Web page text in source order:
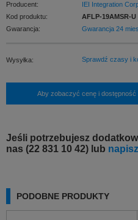
Producent:
IEI Integration
Kod produktu:
AFLP-19AMSR-U
Gwarancja:
Gwarancja 24
Wysyłka: Sprawdź czasy i
Aby zobaczyć cenę i dostępność
Jeśli potrzebujesz
nas (22 831 10 42) lub
PODOBNE PRODUKTY